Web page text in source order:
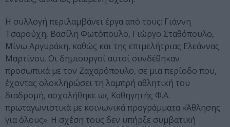
Η συλλογή περιλαμβάνει έργα από τους: Γιάννη
Τσαρούχη, Βασίλη Φωτόπουλο, Γιώργο Σταθόπουλο,
Μίνω Αργυράκη, καθώς και της επιμελήτριας Ελεάννας
Μαρτίνου. Οι δημιουργοί αυτοί συνδέθηκαν
προσωπικά με τον Ζαχαρόπουλο, σε μια περίοδο που,
έχοντας ολοκληρώσει τη λαμπρή αθλητική του
διαδρομή, ασχολήθηκε ως Καθηγητής Φ.Α.
πρωταγωνιστικά με κοινωνικά προγράμματα «Άθλησης
για όλους». Η σχέση τους δεν υπήρξε συμβατική